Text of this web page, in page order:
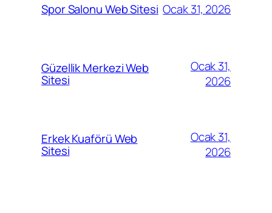
Spor Salonu Web Sitesi Ocak 31, 2026
Güzellik Merkezi Web
Sitesi
Ocak 31,
2026
Erkek Kuaförü Web
Sitesi
Ocak 31,
2026